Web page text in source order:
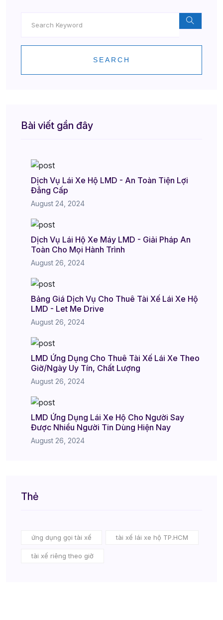
SEARCH
Bài viết gần đây
Dịch Vụ Lái Xe Hộ LMD - An Toàn Tiện Lợi
Đẳng Cấp
August 24, 2024
Dịch Vụ Lái Hộ Xe Máy LMD - Giải Pháp An
Toàn Cho Mọi Hành Trình
August 26, 2024
Bảng Giá Dịch Vụ Cho Thuê Tài Xế Lái Xe Hộ
LMD - Let Me Drive
August 26, 2024
LMD Ứng Dụng Cho Thuê Tài Xế Lái Xe Theo
Giờ/Ngày Uy Tín, Chất Lượng
August 26, 2024
LMD Ứng Dụng Lái Xe Hộ Cho Người Say
Được Nhiều Người Tin Dùng Hiện Nay
August 26, 2024
Thẻ
ứng dụng gọi tài xế tài xế lái xe hộ TP.HCM
tài xế riêng theo giờ